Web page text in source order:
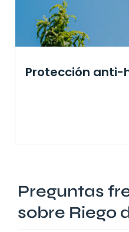
Protección anti-
Preguntas
sobre Riego